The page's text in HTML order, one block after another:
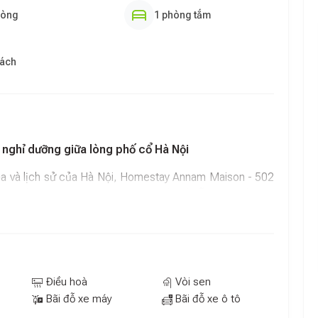
1 phòng tắm
dưỡng giữa lòng phố cổ Hà Nội
và lịch sử của Hà Nội, Homestay Annam Maison - 502
đại pha chút hoài cổ cùng dịch vụ chu đáo, nơi đây
Maison - 502 sở hữu vị trí thuận tiện cho cả khách
nghỉ "staycation" ngay trong lòng thành phố. Từ đây,
Điều hoà
Vòi sen
Bãi đỗ xe máy Bãi đỗ xe ô tô